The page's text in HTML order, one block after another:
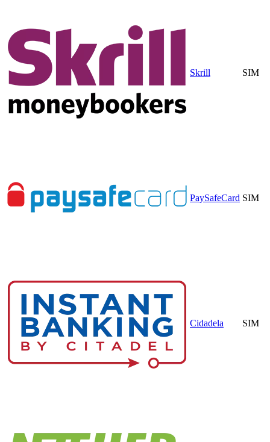
Skrill SIM
PaySafeCard SIM
Cidadela SIM